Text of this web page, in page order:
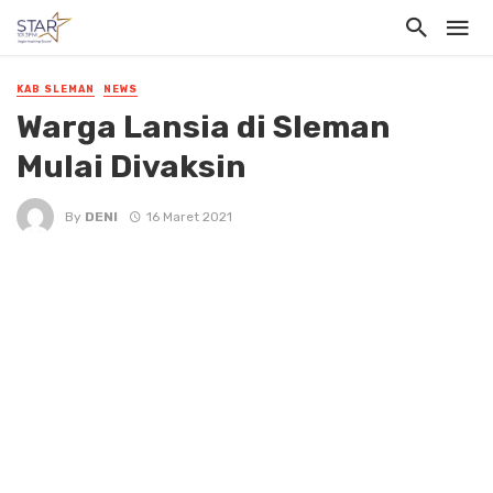
KAB SLEMAN NEWS
Warga Lansia di Sleman
Mulai Divaksin
By DENI 16 Maret 2021